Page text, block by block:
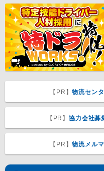
【PR】物流セン
【PR】協力会社募
【PR】物流メル